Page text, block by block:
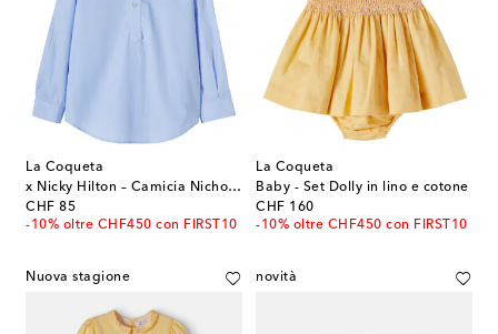
La Coqueta
x Nicky Hilton – Camicia Nicholai in cotone
CHF 85
original price
-10% oltre CHF450 con FIRST10
La Coqueta
Baby - Set Dolly in lino e cotone
CHF 160
original price
-10% oltre CHF450 con FIRST10
Nuova stagione novità